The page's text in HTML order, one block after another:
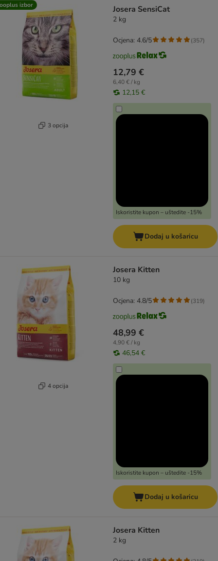
izbor
3 opcija
Josera SensiCat
2 kg
12,79 €
6,40 € / kg
12,15 €
Iskoristite kupon – uštedite -15%
Ocjena: 4.6/5 (357)
Dodaj u košaricu
4 opcija
Josera Kitten
10 kg
48,99 €
4,90 € / kg
46,54 €
Iskoristite kupon – uštedite -15%
Ocjena: 4.8/5 (319)
Dodaj u košaricu
Josera Kitten
2 kg